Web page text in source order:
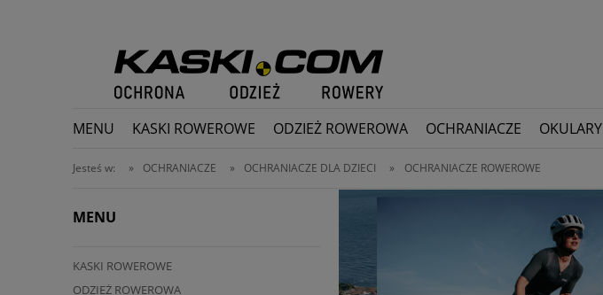
MENU KASKI ROWEROWE ODZIEŻ ROWEROWA OCHRANIACZE OKULARY
PROMOCJE
Jesteś w: » OCHRANIACZE » OCHRANIACZE DLA DZIECI » OCHRANIACZE ROWEROWE
MENU
KASKI ROWEROWE
ODZIEŻ ROWEROWA